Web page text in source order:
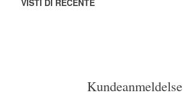
Kundeanmeldelse